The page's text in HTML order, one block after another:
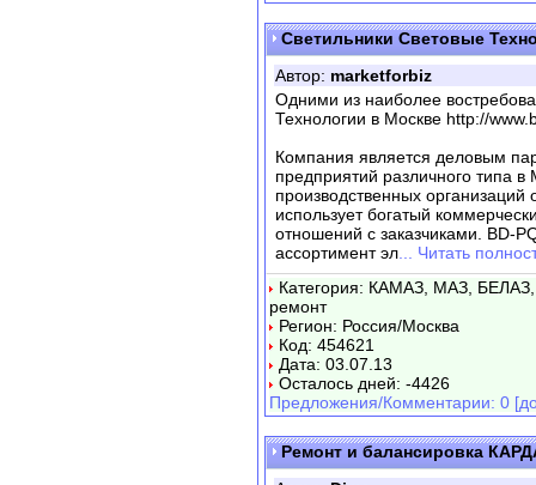
Светильники Световые
Автор: marketforbiz
Одними из наиболее
Технологии в Москве http://
Компания является деловым
предприятий различного типа
производственных организаций
использует богатый
отношений с заказчиками. BD-
ассортимент эл ... Читать
Категория: КАМАЗ, МАЗ,
ремонт
Регион: Россия/Москва
Код: 454621
Дата: 03.07.13
Осталось дней: -4426
Предложения/Комментарии: 0
Ремонт и балансировка